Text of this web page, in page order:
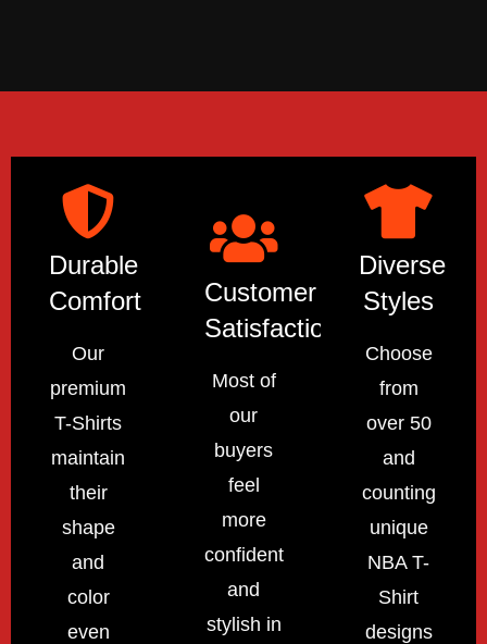
Durable
Comfort
Our
premium
T-Shirts
maintain
their
shape
and
color
even
Customer
Satisfaction
Most of
our
buyers
feel
more
confident
and
stylish in
Diverse
Styles
Choose
from
over 50
and
counting
unique
NBA T-
Shirt
designs